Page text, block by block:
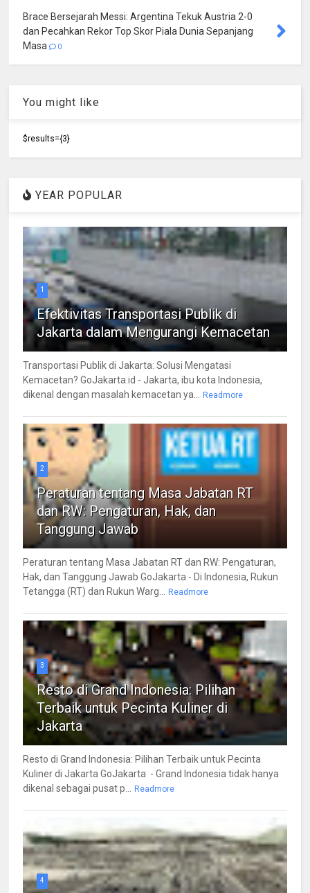
Brace Bersejarah Messi: Argentina Tekuk Austria 2-0
dan Pecahkan Rekor Top Skor Piala Dunia Sepanjang
Masa
0
You might like
$results={3}
YEAR POPULAR
1
Efektivitas Transportasi Publik di
Jakarta dalam Mengurangi Kemacetan
Transportasi Publik di Jakarta: Solusi Mengatasi
Kemacetan? GoJakarta.id - Jakarta, ibu kota Indonesia,
dikenal dengan masalah kemacetan ya... Readmore
2
Peraturan tentang Masa Jabatan RT
dan RW: Pengaturan, Hak, dan
Tanggung Jawab
Peraturan tentang Masa Jabatan RT dan RW: Pengaturan,
Hak, dan Tanggung Jawab GoJakarta - Di Indonesia, Rukun
Tetangga (RT) dan Rukun Warg... Readmore
3
Resto di Grand Indonesia: Pilihan
Terbaik untuk Pecinta Kuliner di
Jakarta
Resto di Grand Indonesia: Pilihan Terbaik untuk Pecinta
Kuliner di Jakarta GoJakarta - Grand Indonesia tidak hanya
dikenal sebagai pusat p... Readmore
4